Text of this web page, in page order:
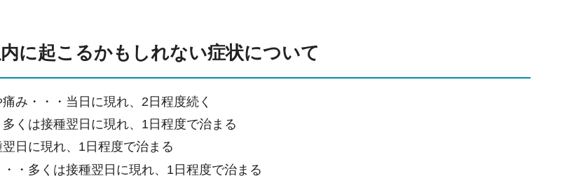
に起こるかもしれない症状について
み・・・当日に現れ、2日程度続く
くは接種翌日に現れ、1日程度で治まる
日に現れ、1日程度で治まる
・多くは接種翌日に現れ、1日程度で治まる